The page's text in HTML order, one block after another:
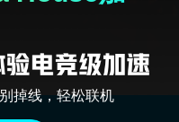
掉线，轻松联机